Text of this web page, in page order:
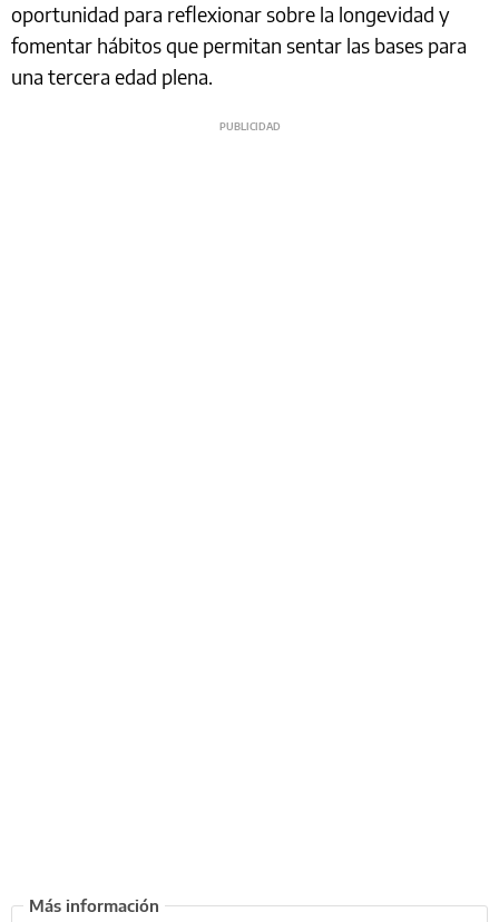
oportunidad para reflexionar sobre la longevidad y
fomentar hábitos que permitan sentar las bases para
una tercera edad plena.